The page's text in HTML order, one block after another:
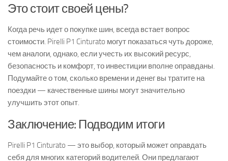
Это стоит своей цены?
Когда речь идет о покупке шин, всегда встает вопрос
стоимости. Pirelli P1 Cinturato могут показаться чуть дороже,
чем аналоги, однако, если учесть их высокий ресурс,
безопасность и комфорт, то инвестиции вполне оправданы.
Подумайте о том, сколько времени и денег вы тратите на
поездки — качественные шины могут значительно
улучшить этот опыт.
Заключение: Подводим итоги
Pirelli P1 Cinturato — это выбор, который может оправдать
себя для многих категорий водителей. Они предлагают